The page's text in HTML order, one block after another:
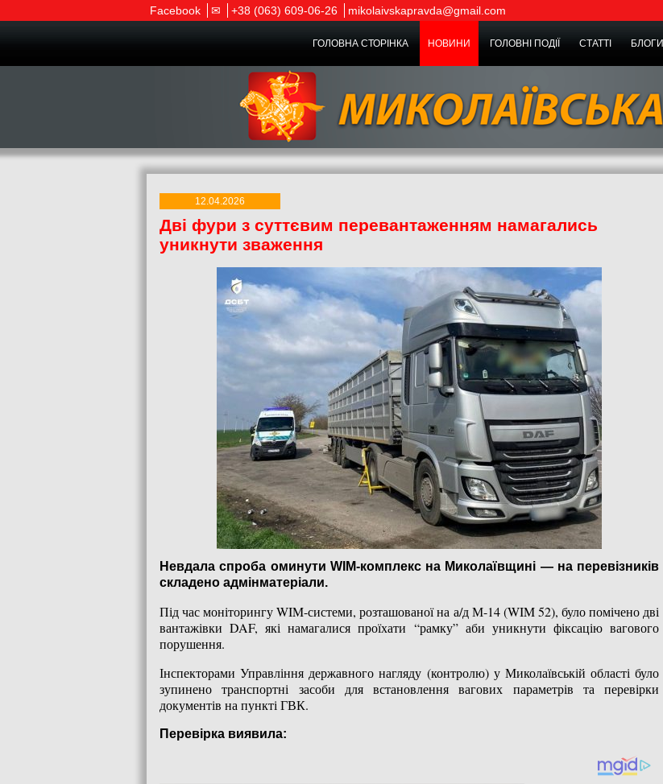
Facebook ✉ +38 (063) 609-06-26 mikolaivskapravda@gmail.com
ГОЛОВНА СТОРІНКА НОВИНИ ГОЛОВНІ ПОДІЇ СТАТТІ БЛОГИ
12.04.2026
Дві фури з суттєвим перевантаженням намагались
уникнути зваження
Невдала спроба оминути WIM-комплекс на Миколаївщині — на перевізників
складено адмінматеріали.
Під час моніторингу WIM-системи, розташованої на а/д М-14 (WIM 52), було помічено дві
вантажівки DAF, які намагалися проїхати “рамку” аби уникнути фіксацію вагового
порушення.
Інспекторами Управління державного нагляду (контролю) у Миколаївській області було
зупинено транспортні засоби для встановлення вагових параметрів та перевірки
документів на пункті ГВК.
Перевірка виявила: